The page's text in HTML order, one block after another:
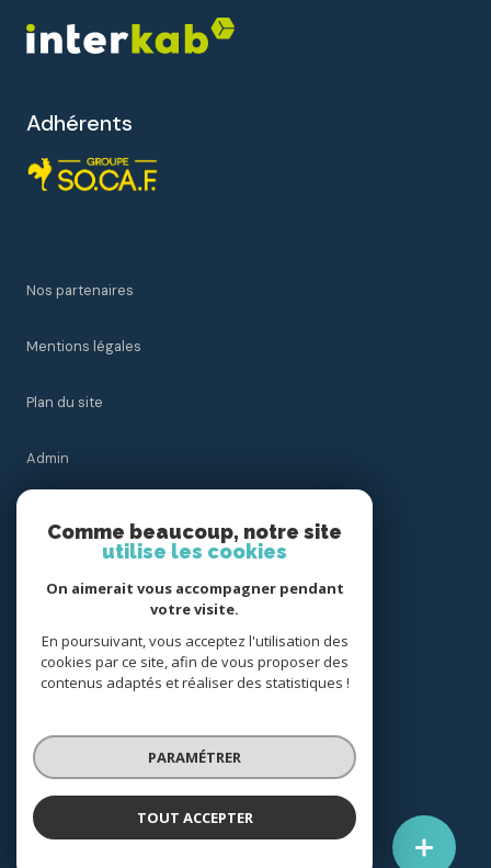
Adhérents
Nos partenaires
Mentions légales
Plan du site
Admin
Réalisé par
Comme beaucoup, notre site
utilise les cookies
On aimerait vous accompagner pendant
votre visite.
En poursuivant, vous acceptez l'utilisation des
cookies par ce site, afin de vous proposer des
contenus adaptés et réaliser des statistiques !
PARAMÉTRER
TOUT ACCEPTER